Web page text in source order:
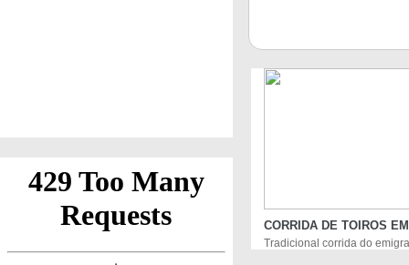
CORRIDA DE TOIROS
Tradicional corrida do